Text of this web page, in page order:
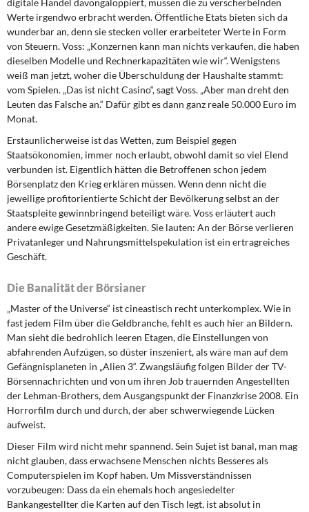
digitale Handel davongaloppiert, müssen die zu verscherbelnden
Werte irgendwo erbracht werden. Öffentliche Etats bieten sich da
wunderbar an, denn sie stecken voller erarbeiteter Werte in Form
von Steuern. Voss: „Konzernen kann man nichts verkaufen, die haben
dieselben Modelle und Rechnerkapazitäten wie wir“. Wenigstens
weiß man jetzt, woher die Überschuldung der Haushalte stammt:
vom Spielen. „Das ist nicht Casino“, sagt Voss. „Aber man dreht den
Leuten das Falsche an.“ Dafür gibt es dann ganz reale 50.000 Euro im
Monat.
Erstaunlicherweise ist das Wetten, zum Beispiel gegen
Staatsökonomien, immer noch erlaubt, obwohl damit so viel Elend
verbunden ist. Eigentlich hätten die Betroffenen schon jedem
Börsenplatz den Krieg erklären müssen. Wenn denn nicht die
jeweilige profitorientierte Schicht der Bevölkerung selbst an der
Staatspleite gewinnbringend beteiligt wäre. Voss erläutert auch
andere ewige Gesetzmäßigkeiten. Sie lauten: An der Börse verlieren
Privatanleger und Nahrungsmittelspekulation ist ein ertragreiches
Geschäft.
Die Banalität der Börsianer
„Master of the Universe“ ist cineastisch recht unterkomplex. Wie in
fast jedem Film über die Geldbranche, fehlt es auch hier an Bildern.
Man sieht die bedrohlich leeren Etagen, die Einstellungen von
abfahrenden Aufzügen, so düster inszeniert, als wäre man auf dem
Gefängnisplaneten in „Alien 3“. Zwangsläufig folgen Bilder der TV-
Börsennachrichten und von um ihren Job trauernden Angestellten
der Lehman-Brothers, dem Ausgangspunkt der Finanzkrise 2008. Ein
Horrorfilm durch und durch, der aber schwerwiegende Lücken
aufweist.
Dieser Film wird nicht mehr spannend. Sein Sujet ist banal, man mag
nicht glauben, dass erwachsene Menschen nichts Besseres als
Computerspielen im Kopf haben. Um Missverständnissen
vorzubeugen: Dass da ein ehemals hoch angesiedelter
Bankangestellter die Karten auf den Tisch legt, ist absolut in